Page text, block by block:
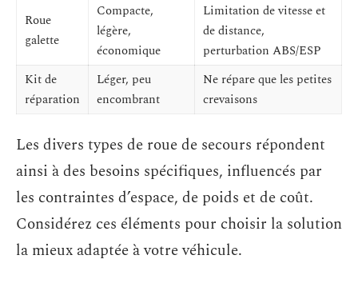
Roue
galette
Compacte,
légère,
économique
Limitation de vitesse et
de distance,
perturbation ABS/ESP
Kit de
réparation
Léger, peu
encombrant
Ne répare que les petites
crevaisons
Les divers types de roue de secours répondent
ainsi à des besoins spécifiques, influencés par
les contraintes d’espace, de poids et de coût.
Considérez ces éléments pour choisir la solution
la mieux adaptée à votre véhicule.